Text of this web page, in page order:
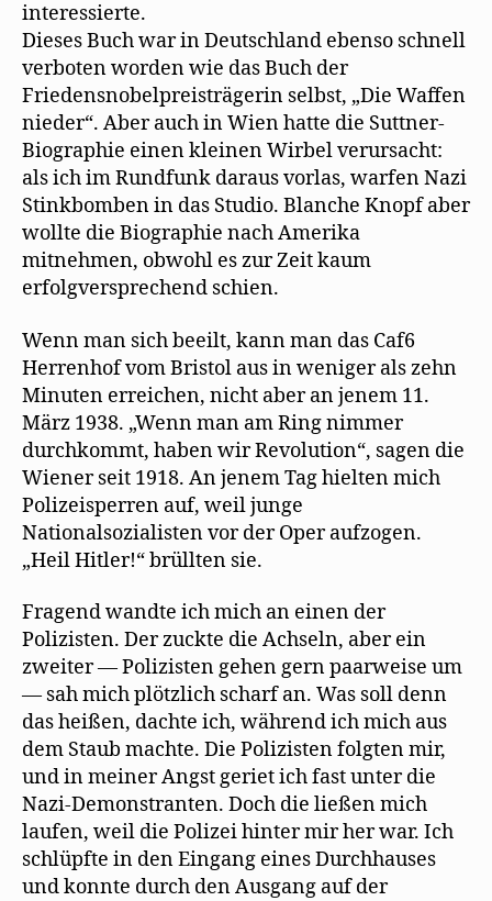
interessierte.
Dieses Buch war in Deutschland ebenso schnell
verboten worden wie das Buch der
Friedensnobelpreisträgerin selbst, „Die Waffen
nieder“. Aber auch in Wien hatte die Suttner-
Biographie einen kleinen Wirbel verursacht:
als ich im Rundfunk daraus vorlas, warfen Nazi
Stinkbomben in das Studio. Blanche Knopf aber
wollte die Biographie nach Amerika
mitnehmen, obwohl es zur Zeit kaum
erfolgversprechend schien.
Wenn man sich beeilt, kann man das Caf6
Herrenhof vom Bristol aus in weniger als zehn
Minuten erreichen, nicht aber an jenem 11.
März 1938. „Wenn man am Ring nimmer
durchkommt, haben wir Revolution“, sagen die
Wiener seit 1918. An jenem Tag hielten mich
Polizeisperren auf, weil junge
Nationalsozialisten vor der Oper aufzogen.
„Heil Hitler!“ brüllten sie.
Fragend wandte ich mich an einen der
Polizisten. Der zuckte die Achseln, aber ein
zweiter — Polizisten gehen gern paarweise um
— sah mich plötzlich scharf an. Was soll denn
das heißen, dachte ich, während ich mich aus
dem Staub machte. Die Polizisten folgten mir,
und in meiner Angst geriet ich fast unter die
Nazi-Demonstranten. Doch die ließen mich
laufen, weil die Polizei hinter mir her war. Ich
schlüpfte in den Eingang eines Durchhauses
und konnte durch den Ausgang auf der